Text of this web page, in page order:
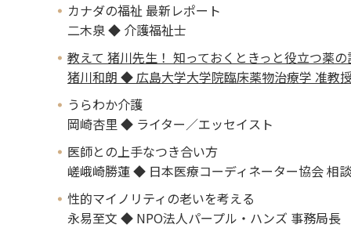
カナダの福祉 最新レポート
二木泉 ◆ 介護福祉士
教えて 猪川先生！ 知っておくときっと役立つ薬の
猪川和朗 ◆ 広島大学大学院臨床薬物治療学 准教
うらわか介護
岡崎杏里 ◆ ライター／エッセイスト
医師との上手なつき合い方
嵯峨崎勝蓮 ◆ 日本医療コーディネーター協会 相
性的マイノリティの老いを考える
永易至文 ◆ NPO法人パープル・ハンズ 事務局長